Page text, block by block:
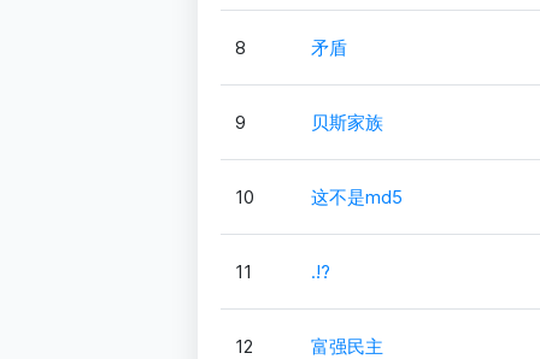
8 矛盾
9 贝斯家族
10 这不是md5
11 .!?
12 富强民主